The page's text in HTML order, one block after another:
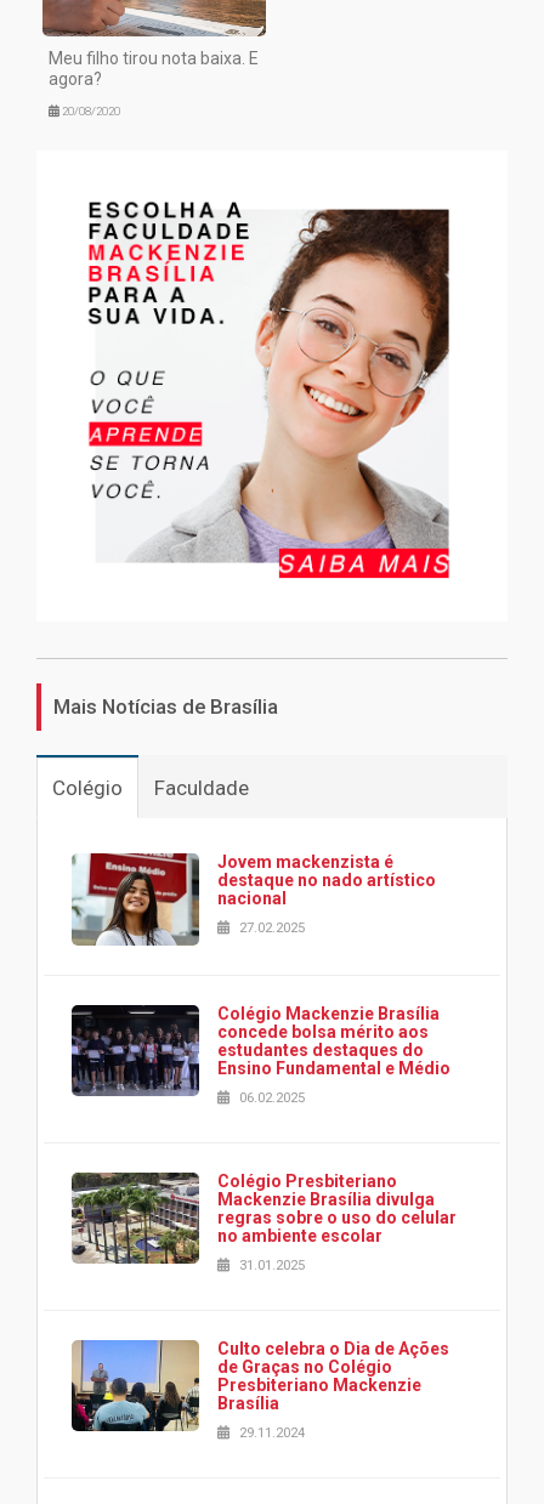
Meu filho tirou nota baixa. E
agora?
20/08/2020
Mais Notícias de Brasília
Colégio Faculdade
Jovem mackenzista é
destaque no nado artístico
nacional
27.02.2025
Colégio Mackenzie Brasília
concede bolsa mérito aos
estudantes destaques do
Ensino Fundamental e Médio
06.02.2025
Colégio Presbiteriano
Mackenzie Brasília divulga
regras sobre o uso do celular
no ambiente escolar
31.01.2025
Culto celebra o Dia de Ações
de Graças no Colégio
Presbiteriano Mackenzie
Brasília
29.11.2024